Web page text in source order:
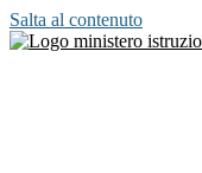
Salta al contenuto